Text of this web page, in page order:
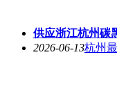
供应浙江杭州碳
2026-06-13杭州